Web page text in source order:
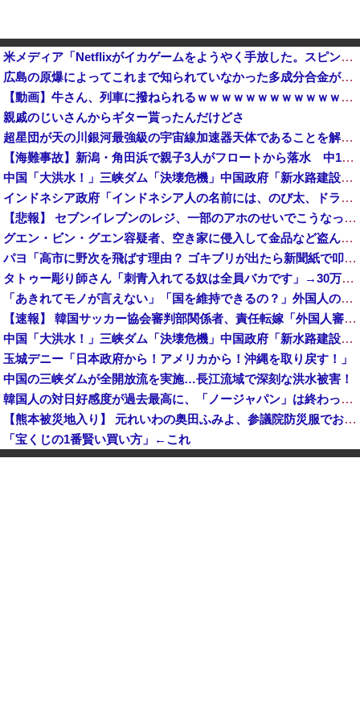
米メディア「Netflixがイカゲームをようやく手放した。スピンオフ製作中止も正解だろう」……メディアフランチャイズにはなれそうにもなかったからねぇ
広島の原爆によってこれまで知られていなかった多成分合金が生成されていたことが判明！他
【動画】牛さん、列車に撥ねられるｗｗｗｗｗｗｗｗｗｗｗｗｗｗｗｗｗｗｗｗ
親戚のじいさんからギター貰ったんだけどさ
超星団が天の川銀河最強級の宇宙線加速器天体であることを解明…岐阜大！
【海難事故】新潟・角田浜で親子3人がフロートから落水 中1の娘（13）と小3の息子（8）が死亡 3人とも救命胴衣着用せず
中国「大洪水！」三峡ダム「決壊危機」中国政府「新水路建設！（三峡新水路」現場職員「内部情報公開！（失踪」湖南省「三峡放流情報（画像」台風13号「三峡接近」→
インドネシア政府「インドネシア人の名前には、のび太、ドラえもん、スネ夫、ナルト、しんちゃんなどあります」
【悲報】 セブンイレブンのレジ、一部のアホのせいでこうなってしまう
グエン・ビン・グエン容疑者、空き家に侵入して金品など盗んだ疑いで再逮捕 今年４月には別件で逮捕も不起訴になっていた
パヨ「高市に野次を飛ばす理由？ ゴキブリが出たら新聞紙で叩くでしょ。それと同じで、人として当然の行動」
タトゥー彫り師さん「刺青入れてる奴は全員バカです」→30万再生ｗｗｗｗｗｗ
「あきれてモノが言えない」「国を維持できるの？」外国人の永住許可要件の厳格化で在日中国人の本音は？
【速報】 韓国サッカー協会審判部関係者、責任転嫁「外国人審判たちが先にマッサージを望んだ」
中国「大洪水！」三峡ダム「決壊危機」中国政府「新水路建設！（三峡新水路」現場職員「内部情報公開！（失踪」湖南省「三峡放流情報（画像」台風13号「三峡接近」→
玉城デニー「日本政府から！アメリカから！沖縄を取り戻す！」
中国の三峡ダムが全開放流を実施…長江流域で深刻な洪水被害！
韓国人の対日好感度が過去最高に、「ノージャパン」は終わった？＝ネット「中国より100倍いい」
【熊本被災地入り】 元れいわの奥田ふみよ、参議院防災服でお食事楽しむ写真投稿「同席者は笑顔にサムズアップ」
「宝くじの1番賢い買い方」←これ
【悲報】 メディアが使う主語デカ言葉の正体、ガチでこれだったｗｗｗｗ